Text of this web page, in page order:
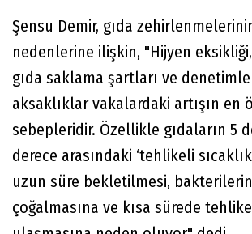
Şensu Demir, gıda
nedenlerine ilişkin, "Hijyen
gıda saklama şartları ve
aksaklıklar vakalardaki artışın en
sebepleridir. Özellikle gıdaların 5
derece arasındaki ‘tehlikeli
uzun süre bekletilmesi,
çoğalmasına ve kısa sürede